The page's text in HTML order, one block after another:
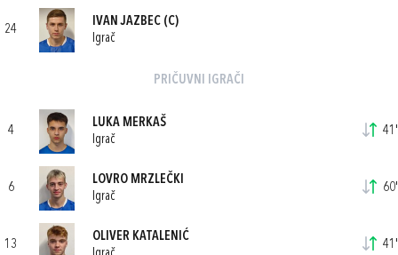
24
IVAN JAZBEC (C)
Igrač
PRIČUVNI IGRAČI
4
LUKA MERKAŠ
Igrač
41'
6
LOVRO MRZLEČKI
Igrač
60'
13
OLIVER KATALENIĆ
41'